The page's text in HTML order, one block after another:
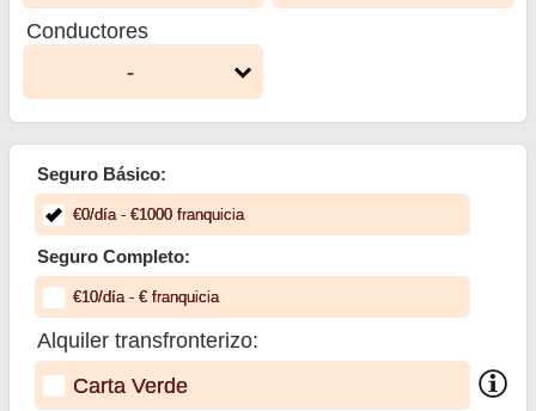
Conductores
-
Seguro Básico:
€0/día- €1000franquicia
Seguro Completo:
€10/día- €franquicia
Alquiler transfronterizo:
Carta Verde